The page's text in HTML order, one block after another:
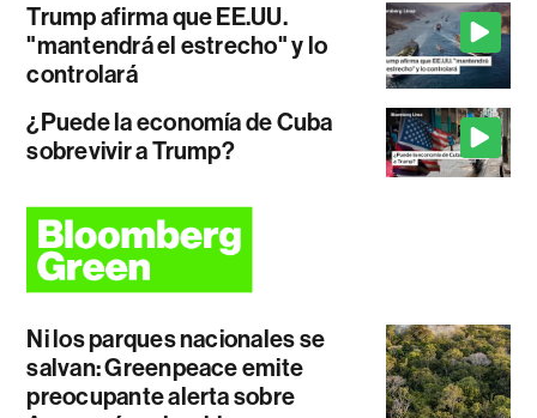
Trump afirma que EE.UU.
"mantendrá el estrecho" y lo
controlará
¿Puede la economía de Cuba
sobrevivir a Trump?
Ni los parques nacionales se
salvan: Greenpeace emite
preocupante alerta sobre